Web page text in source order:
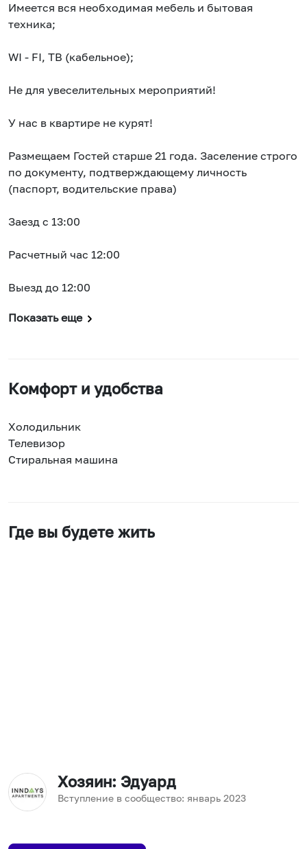
Имеется вся необходимая мебель и бытовая
техника;
WI - FI, ТВ (кабельное);
Не для увеселительных мероприятий!
У нас в квартире не курят!
Размещаем Гостей старше 21 года. Заселение строго
по документу, подтверждающему личность
(паспорт, водительские права)
Заезд с 13:00
Расчетный час 12:00
Выезд до 12:00
Показать еще
Комфорт и удобства
Холодильник
Телевизор
Стиральная машина
Где вы будете жить
Хозяин: Эдуард
Вступление в сообщество: январь 2023